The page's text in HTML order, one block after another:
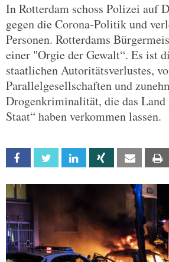
In Rotterdam schoss Polizei auf
gegen die Corona-Politik und
Personen. Rotterdams
einer "Orgie der Gewalt“. Es ist
staatlichen Autoritätsverlustes,
Parallelgesellschaften und
Drogenkriminalität, die das Land
Staat“ haben verkommen lassen.
Facebook Twitter Linkedin Xing Email